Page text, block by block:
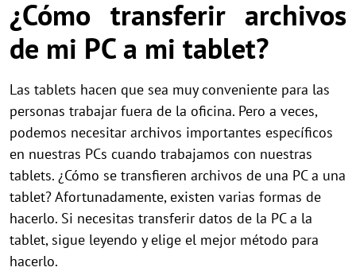
¿Cómo transferir archivos
de mi PC a mi tablet?
Las tablets hacen que sea muy conveniente para las
personas trabajar fuera de la oficina. Pero a veces,
podemos necesitar archivos importantes específicos
en nuestras PCs cuando trabajamos con nuestras
tablets. ¿Cómo se transfieren archivos de una PC a una
tablet? Afortunadamente, existen varias formas de
hacerlo. Si necesitas transferir datos de la PC a la
tablet, sigue leyendo y elige el mejor método para
hacerlo.